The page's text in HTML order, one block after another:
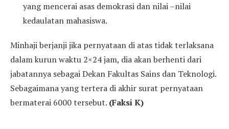
yang mencerai asas demokrasi dan nilai –nilai
kedaulatan mahasiswa.
Minhaji berjanji jika pernyataan di atas tidak terlaksana
dalam kurun waktu 2×24 jam, dia akan berhenti dari
jabatannya sebagai Dekan Fakultas Sains dan Teknologi.
Sebagaimana yang tertera di akhir surat pernyataan
bermaterai 6000 tersebut. (Faksi K)